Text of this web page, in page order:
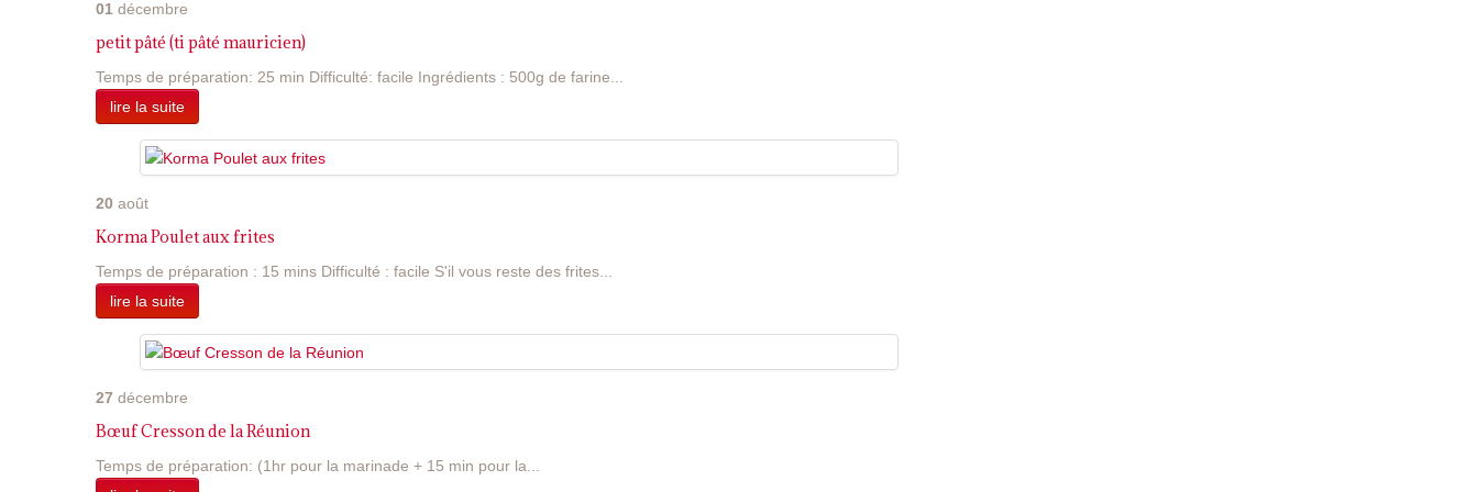
01 décembre
petit pâté (ti pâté mauricien)
Temps de préparation: 25 min Difficulté: facile Ingrédients : 500g de farine...
lire la suite
20 août
Korma Poulet aux frites
Temps de préparation : 15 mins Difficulté : facile S'il vous reste des frites...
lire la suite
27 décembre
Bœuf Cresson de la Réunion
Temps de préparation: (1hr pour la marinade + 15 min pour la...